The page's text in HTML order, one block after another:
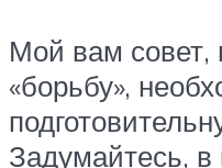
Мой вам совет,
«борьбу»,
Задумайтесь, в